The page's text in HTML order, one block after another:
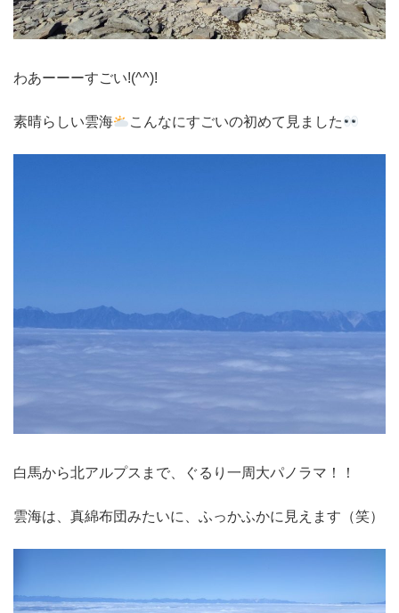
わあーーーすごい!(^^)!
素晴らしい雲海 こんなにすごいの初めて見ました
白馬から北アルプスまで、ぐるり一周大パノラマ！！
雲海は、真綿布団みたいに、ふっかふかに見えます（笑）